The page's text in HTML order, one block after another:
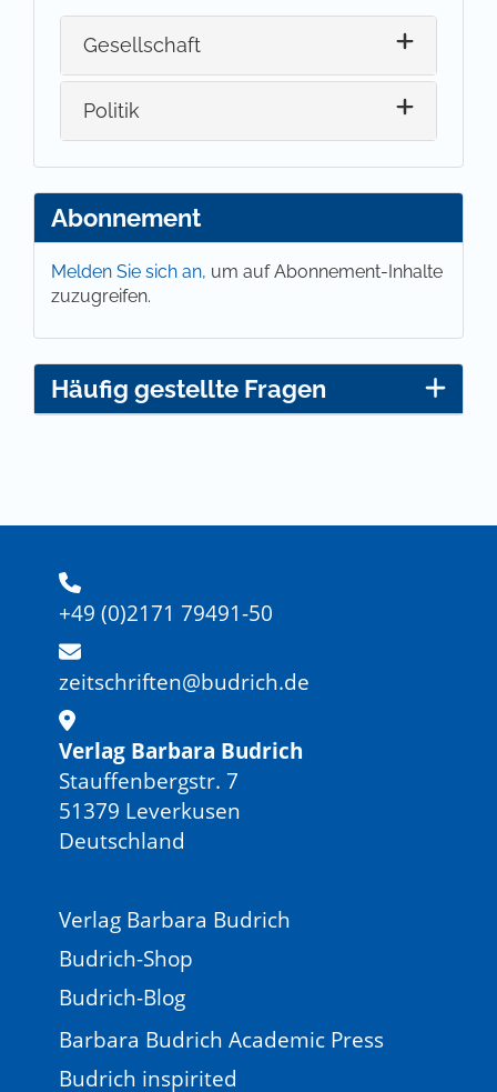
Gesellschaft
Politik
Abonnement
Melden Sie sich an, um auf Abonnement-Inhalte
zuzugreifen.
Häufig gestellte Fragen
+49 (0)2171 79491-50
zeitschriften@budrich.de
Verlag Barbara Budrich
Stauffenbergstr. 7
51379 Leverkusen
Deutschland
Verlag Barbara Budrich
Budrich-Shop
Budrich-Blog
Barbara Budrich Academic Press
Budrich inspirited